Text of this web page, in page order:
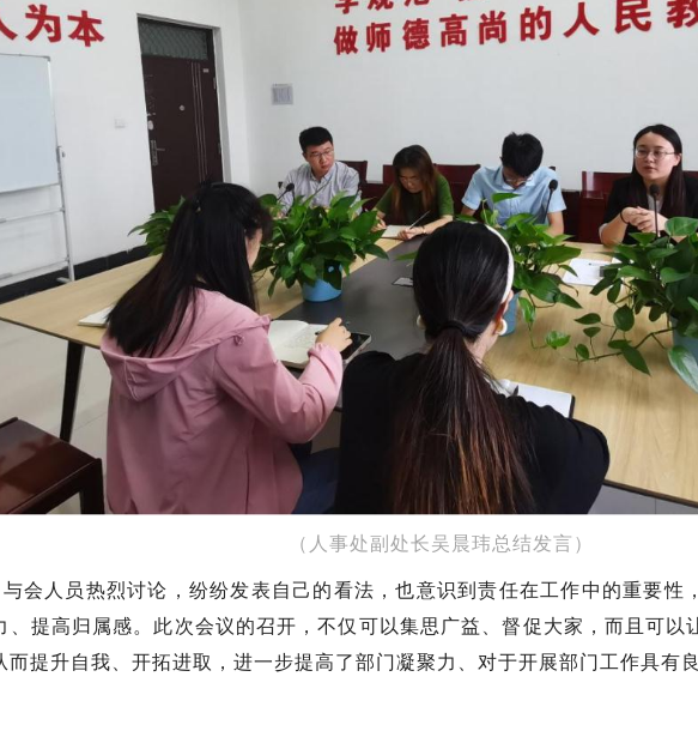
（人事处副处长吴晨玮总结发言）
会人员热烈讨论，纷纷发表自己的看法，也意识到责任在工作中的重要性
、提高归属感。此次会议的召开，不仅可以集思广益、督促大家，而且可以
而提升自我、开拓进取，进一步提高了部门凝聚力、对于开展部门工作具有